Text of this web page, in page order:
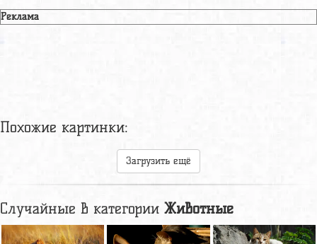
Реклама
Похожие картинки:
Загрузить ещё
Случайные в категории Животные